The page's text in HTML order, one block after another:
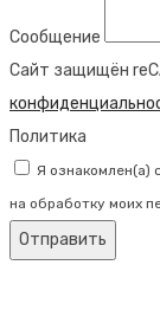
Сообщение
Сайт защищён
Политика
Я ознакомлен(а)
на обработку моих
Отправить